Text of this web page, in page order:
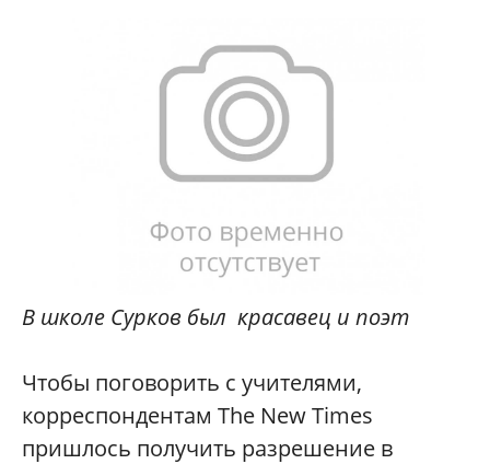
В школе Сурков был красавец и поэт
Чтобы поговорить с учителями,
корреспондентам The New Times
пришлось получить разрешение в